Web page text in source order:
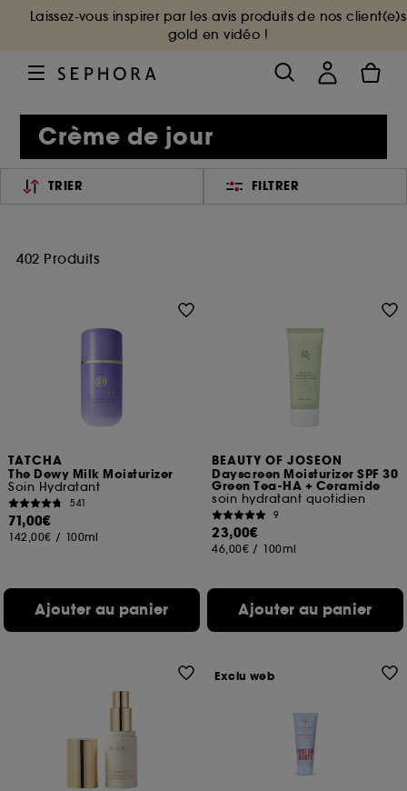
Laissez-vous inspirer par les avis produits de nos client(e)s
gold en vidéo !
Crème de jour
TRIER FILTRER
402 Produits
TATCHA
The Dewy Milk Moisturizer
Soin Hydratant
541
71,00€
142,00€ / 100ml
Ajouter au panier
BEAUTY OF JOSEON
Dayscreen Moisturizer SPF 30
Green Tea-HA + Ceramide
soin hydratant quotidien
9
23,00€
46,00€ / 100ml
Ajouter au panier
Exclu web